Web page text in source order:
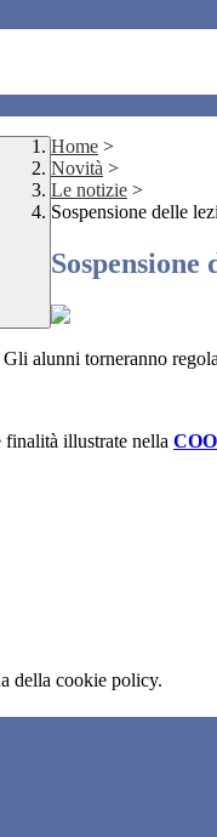
Home >
Novità >
Le notizie >
Sospensione delle
Sospensione
alunni torneranno
illustrate nella
della cookie policy.